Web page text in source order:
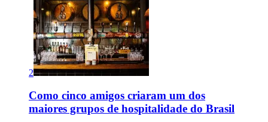
2
Como cinco amigos criaram um dos
maiores grupos de hospitalidade do Brasil